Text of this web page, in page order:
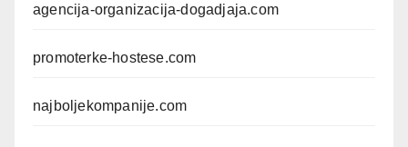
agencija-organizacija-dogadjaja.com
promoterke-hostese.com
najboljekompanije.com